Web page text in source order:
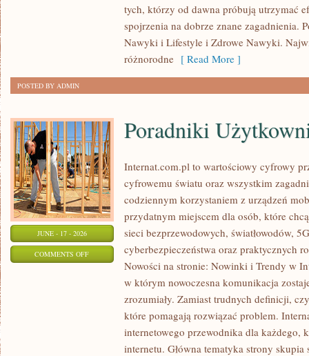
tych, którzy od dawna próbują utrzymać
spojrzenia na dobrze znane zagadnienia.
Nawyki i Lifestyle i Zdrowe Nawyki.
różnorodne [ Read More ]
POSTED BY ADMIN
JUNE - 17 - 2026
COMMENTS OFFON
PORADNIKI
UŻYTKOWNIKA
Poradniki
Internat.com.pl to wartościowy cyfrowy
cyfrowemu światu oraz wszystkim
codziennym korzystaniem z urządzeń
przydatnym miejscem dla osób, które
sieci bezprzewodowych, światłowodów,
cyberbezpieczeństwa oraz praktycznych
Nowości na stronie: Nowinki i Trendy w
w którym nowoczesna komunikacja
zrozumiały. Zamiast trudnych definicji,
które pomagają rozwiązać problem.
internetowego przewodnika dla każdego,
internetu. Główna tematyka strony